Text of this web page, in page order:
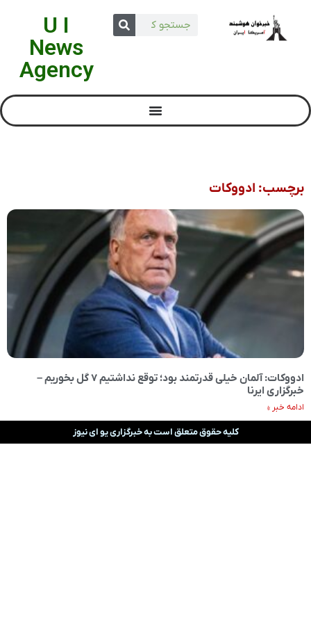
U I
News
Agency
برچسب: ادووکات
ادووکات: آلمان خیلی قدرتمند بود؛ توقع نداشتیم ۷ گل بخوریم –
خبرگزاری ایرنا
ادامه خبر »
کلیه حقوق متعلق است به خبرگزاری یو ای نیوز